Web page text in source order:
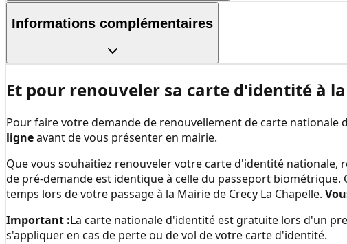
Informations complémentaires
Et pour renouveler sa carte d'identité à la
Pour faire votre demande de renouvellement de carte nationale
ligneavant de vous présenter en mairie.
Que vous souhaitiez renouveler votre carte d'identité
de pré-demande est identique à celle du passeport
temps lors de votre passage à la Mairie de Crecy La Chapelle.
Important :La carte nationale d'identité est gratuite lors d'un
s'appliquer en cas de perte ou de vol de votre carte d'identité.